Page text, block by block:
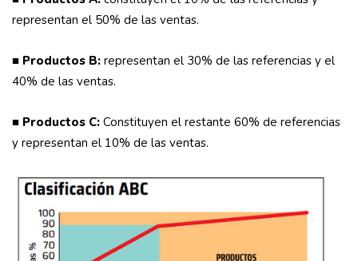
representan el 50% de las ventas.
■ Productos B: representan el 30% de las referencias y el
40% de las ventas.
■ Productos C: Constituyen el restante 60% de referencias
y representan el 10% de las ventas.